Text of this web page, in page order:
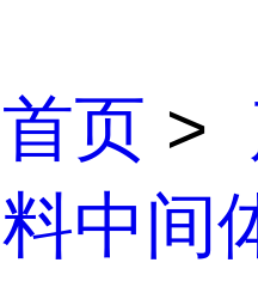
首页 >
料中间